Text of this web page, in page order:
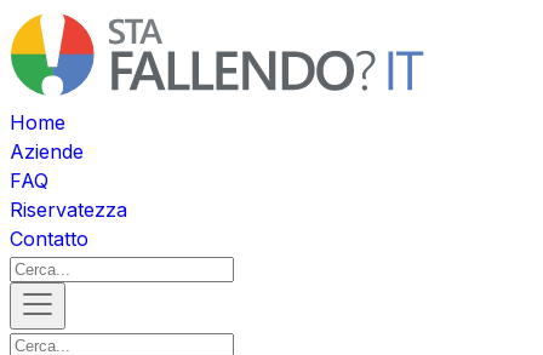
Home
Aziende
FAQ
Riservatezza
Contatto